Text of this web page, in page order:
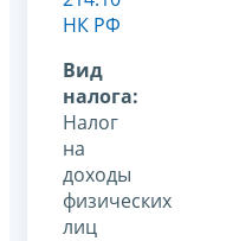
НК РФ
Вид
налога:
Налог
на
доходы
физических
лиц